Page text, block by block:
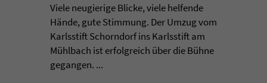
Viele neugierige Blicke, viele helfende
Hände, gute Stimmung. Der Umzug vom
Karlsstift Schorndorf ins Karlsstift am
Mühlbach ist erfolgreich über die Bühne
gegangen. ...